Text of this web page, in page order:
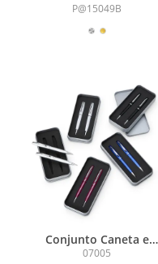
P@15049B
Conjunto Caneta e
Lapiseira Metal
07005